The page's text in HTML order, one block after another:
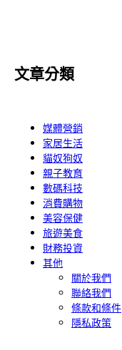
文章分類
媒體營銷
家居生活
貓奴狗奴
親子教育
數碼科技
消費購物
美容保健
旅遊美食
財務投資
其他
關於我們
聯絡我們
條款和條件
隱私政策